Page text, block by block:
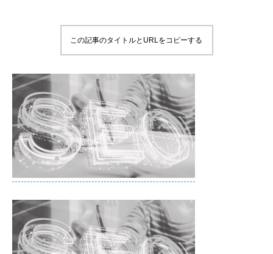
この記事のタイトルとURLをコピーする